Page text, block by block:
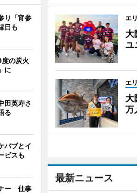
エ
大
ユ
エ
大
万
最新ニュース
り「宵参
日も
の炭火
に
田英寿さ
る
バブとイ
ビスも
ー 仕事